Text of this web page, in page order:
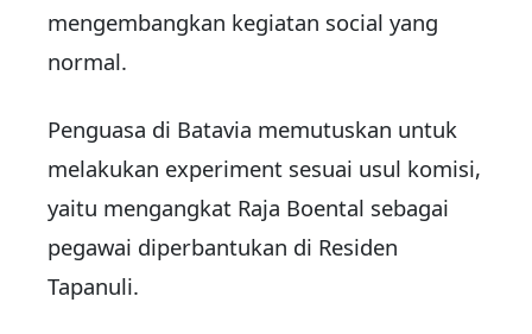
mengembangkan kegiatan social yang
normal.
Penguasa di Batavia memutuskan untuk
melakukan experiment sesuai usul komisi,
yaitu mengangkat Raja Boental sebagai
pegawai diperbantukan di Residen
Tapanuli.